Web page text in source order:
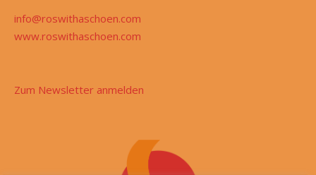
info@roswithaschoen.com
www.roswithaschoen.com
Zum Newsletter anmelden